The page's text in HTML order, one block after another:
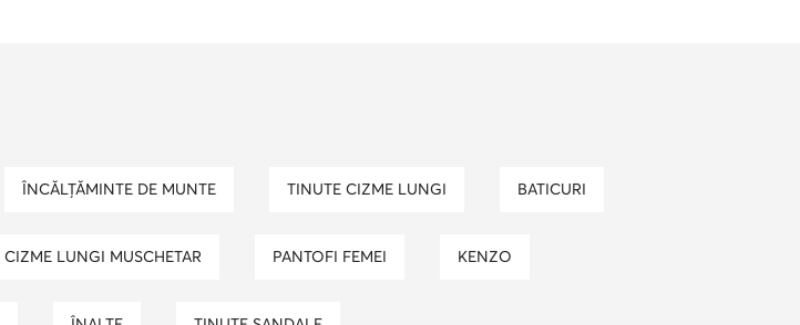
ÎNCĂLȚĂMINTE DE MUNTE TINUTE CIZME LUNGI BATICURI
CIZME LUNGI MUSCHETAR PANTOFI FEMEI KENZO